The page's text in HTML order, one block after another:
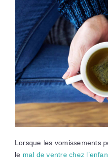
Lorsque les vomissements
le mal de ventre chez